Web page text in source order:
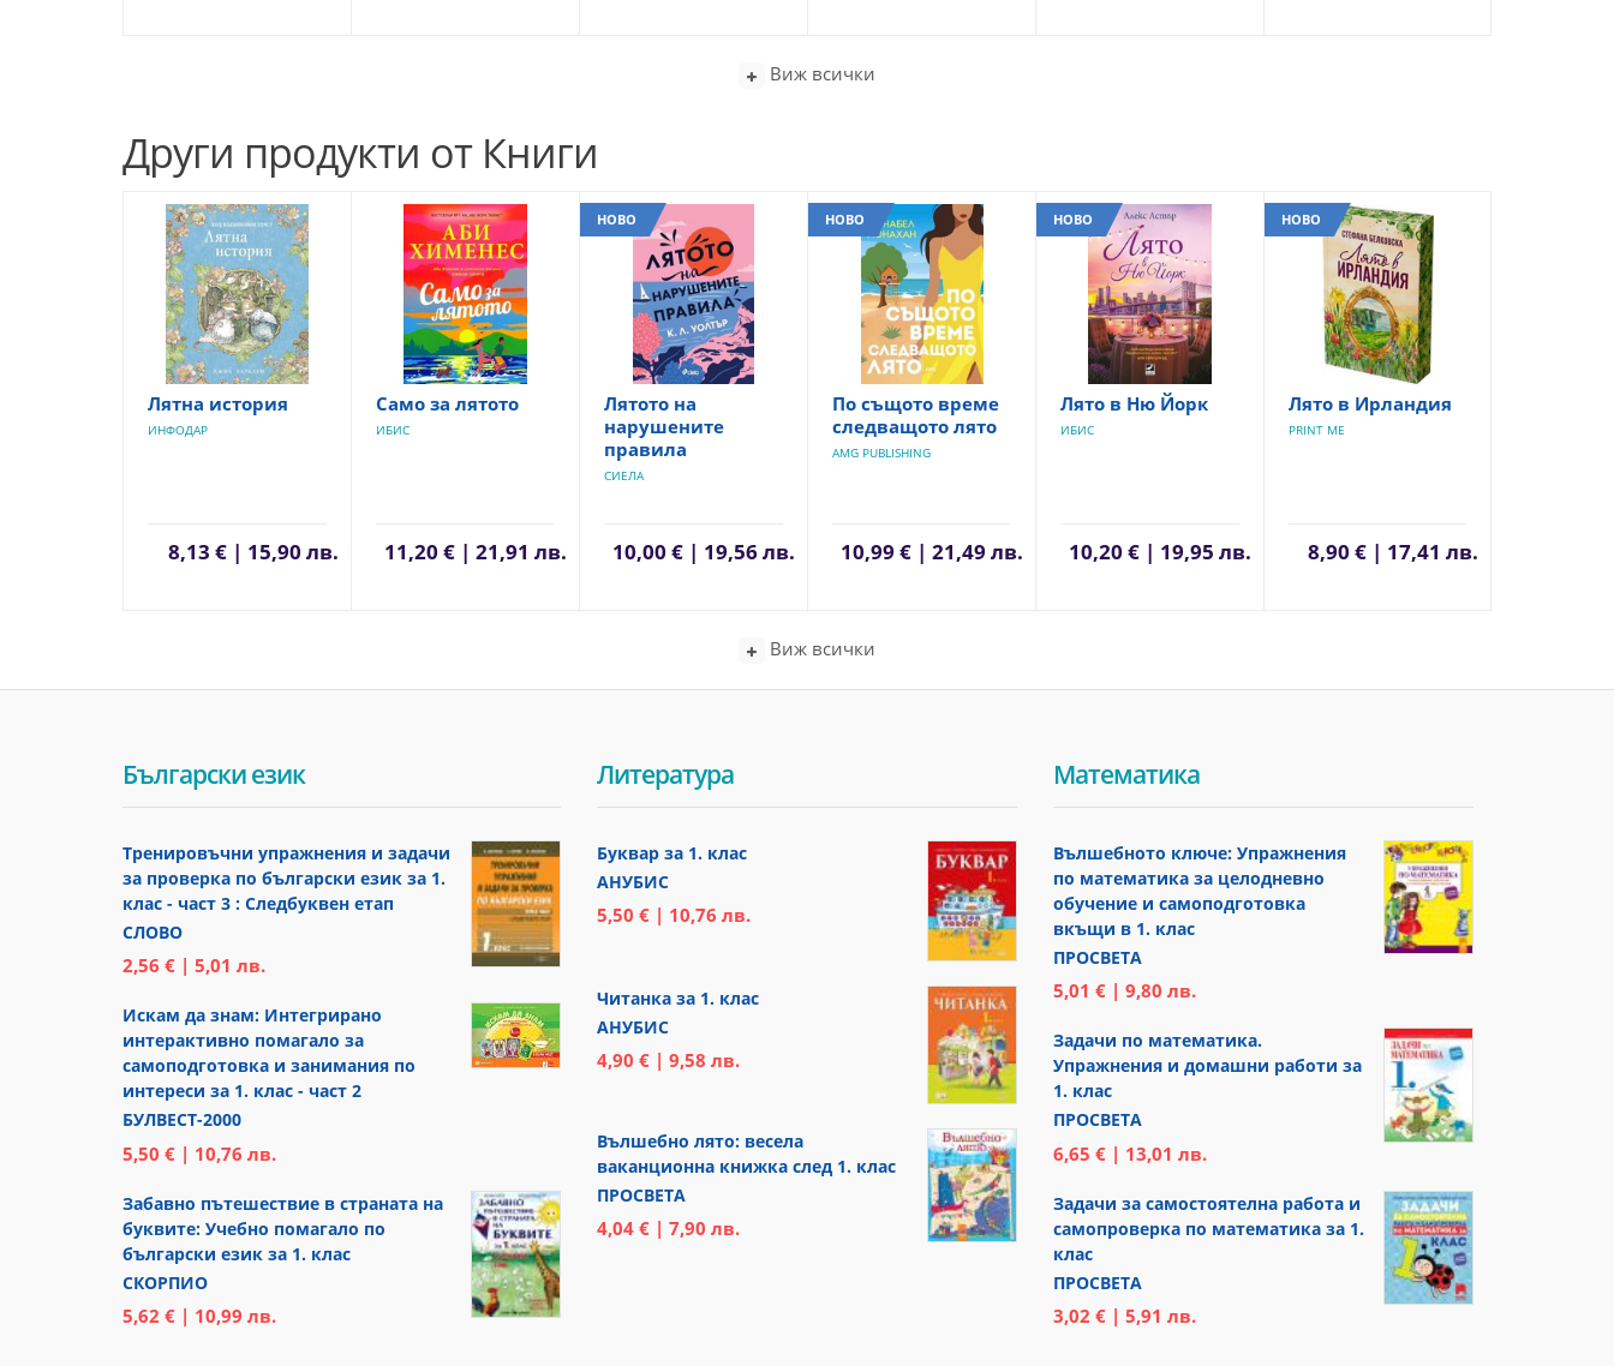
Виж всички
Други продукти от Книги
Лятна история
ИНФОДАР
8,13 € | 15,90 лв.
Само за лятото
ИБИС
11,20 € | 21,91 лв.
НОВО
Лятото на
нарушените
правила
СИЕЛА
10,00 € | 19,56 лв.
НОВО
По същото време
следващото лято
AMG PUBLISHING
10,99 € | 21,49 лв.
НОВО
Лято в Ню Йорк
ИБИС
10,20 € | 19,95 лв.
НОВО
Лято в Ирландия
PRINT ME
8,90 € | 17,41 лв.
Виж всички
Български език
Тренировъчни упражнения и задачи
за проверка по български език за 1.
клас - част 3 : Следбуквен етап
СЛОВО
2,56 € | 5,01 лв.
Искам да знам: Интегрирано
интерактивно помагало за
самоподготовка и занимания по
интереси за 1. клас - част 2
БУЛВЕСТ-2000
5,50 € | 10,76 лв.
Забавно пътешествие в страната на
буквите: Учебно помагало по
български език за 1. клас
СКОРПИО
5,62 € | 10,99 лв.
Литература
Буквар за 1. клас
АНУБИС
5,50 € | 10,76 лв.
Читанка за 1. клас
АНУБИС
4,90 € | 9,58 лв.
Вълшебно лято: весела
ваканционна книжка след 1. клас
ПРОСВЕТА
4,04 € | 7,90 лв.
Математика
Вълшебното ключе: Упражнения
по математика за целодневно
обучение и самоподготовка
вкъщи в 1. клас
ПРОСВЕТА
5,01 € | 9,80 лв.
Задачи по математика.
Упражнения и домашни работи за
1. клас
ПРОСВЕТА
6,65 € | 13,01 лв.
Задачи за самостоятелна работа и
самопроверка по математика за 1.
клас
ПРОСВЕТА
3,02 € | 5,91 лв.